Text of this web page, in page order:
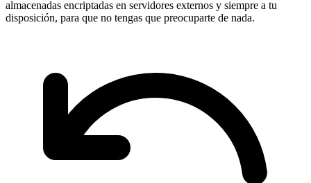
almacenadas encriptadas en servidores externos y siempre a tu
disposición, para que no tengas que preocuparte de nada.